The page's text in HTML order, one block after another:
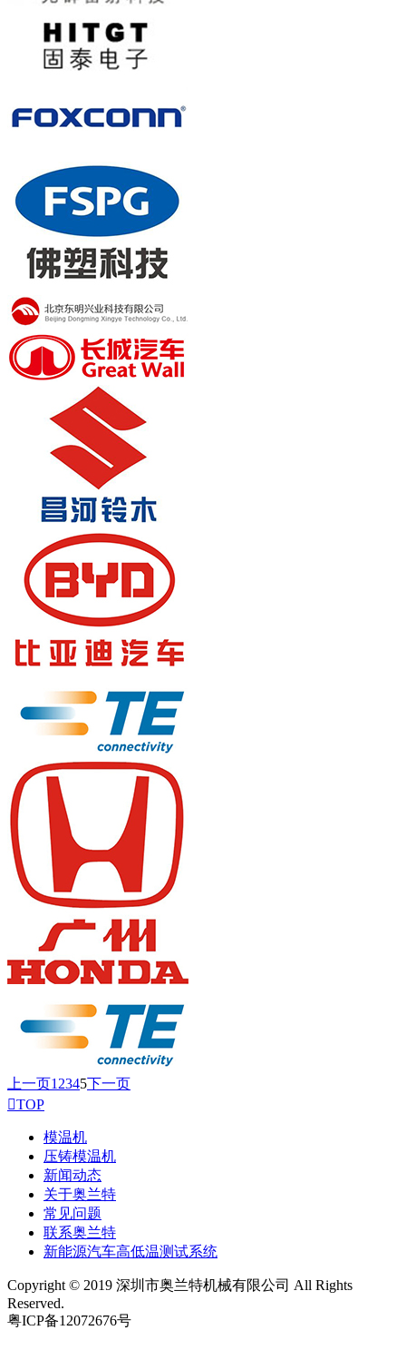
上一页1 2345下一页
TOP
模温机
压铸模温机
新闻动态
关于奥兰特
常见问题
联系奥兰特
新能源汽车高低温测试系统
Copyright © 2019 深圳市奥兰特机械有限公司 All Rights
Reserved.
粤ICP备12072676号